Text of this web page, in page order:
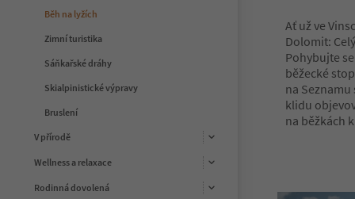
Běh na lyžích
Zimní turistika
Sáňkařské dráhy
Skialpinistické výpravy
Bruslení
V přírodě
Wellness a relaxace
Rodinná dovolená
Ať už ve
Dolomit:
Pohybujte
běžecké
na Seznamu
klidu
na běžkách